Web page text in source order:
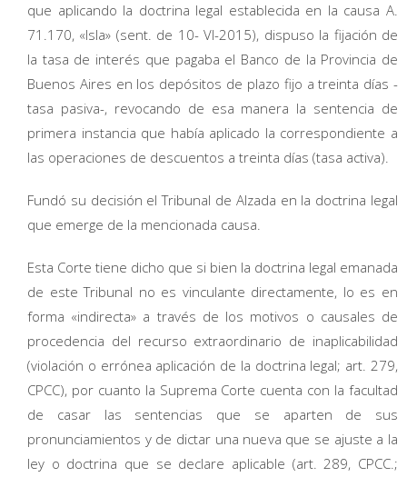
que aplicando la doctrina legal establecida en la causa A.
71.170, «Isla» (sent. de 10- VI-2015), dispuso la fijación de
la tasa de interés que pagaba el Banco de la Provincia de
Buenos Aires en los depósitos de plazo fijo a treinta días -
tasa pasiva-, revocando de esa manera la sentencia de
primera instancia que había aplicado la correspondiente a
las operaciones de descuentos a treinta días (tasa activa).
Fundó su decisión el Tribunal de Alzada en la doctrina legal
que emerge de la mencionada causa.
Esta Corte tiene dicho que si bien la doctrina legal emanada
de este Tribunal no es vinculante directamente, lo es en
forma «indirecta» a través de los motivos o causales de
procedencia del recurso extraordinario de inaplicabilidad
(violación o errónea aplicación de la doctrina legal; art. 279,
CPCC), por cuanto la Suprema Corte cuenta con la facultad
de casar las sentencias que se aparten de sus
pronunciamientos y de dictar una nueva que se ajuste a la
ley o doctrina que se declare aplicable (art. 289, CPCC.;